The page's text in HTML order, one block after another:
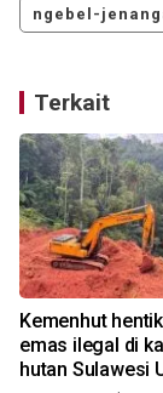
ngebel-
Terkait
Kemenhut
emas ilegal di
hutan Sulawesi